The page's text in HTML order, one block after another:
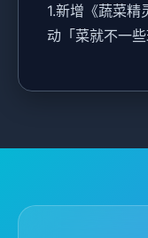
1.新增《蔬菜
动「菜就不一